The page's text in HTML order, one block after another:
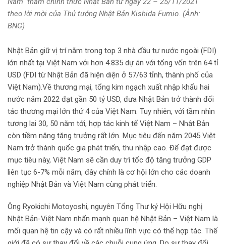
theo lời mời của Thủ tướng Nhật Bản Kishida Fumio. (Ảnh:
BNG)
Nhật Bản giữ vị trí nằm trong top 3 nhà đầu tư nước ngoài (FDI)
lớn nhất tại Việt Nam với hơn 4.835 dự án với tổng vốn trên 64 tỉ
USD (FDI từ Nhật Bản đã hiện diện ở 57/63 tỉnh, thành phố của
Việt Nam).Về thương mại, tổng kim ngạch xuất nhập khẩu hai
nước năm 2022 đạt gần 50 tỷ USD, đưa Nhật Bản trở thành đối
tác thương mại lớn thứ 4 của Việt Nam. Tuy nhiên, với tầm nhìn
tương lai 30, 50 năm tới, hợp tác kinh tế Việt Nam – Nhật Bản
còn tiềm năng tăng trưởng rất lớn. Mục tiêu đến năm 2045 Việt
Nam trở thành quốc gia phát triển, thu nhập cao. Để đạt được
mục tiêu này, Việt Nam sẽ cần duy trì tốc độ tăng trưởng GDP
liên tục 6-7% mỗi năm, đây chính là cơ hội lớn cho các doanh
nghiệp Nhật Bản và Việt Nam cùng phát triển.
Ông Ryokichi Motoyoshi, nguyên Tổng Thư ký Hội Hữu nghị
Nhật Bản-Việt Nam nhấn mạnh quan hệ Nhật Bản – Việt Nam là
mối quan hệ tin cậy và có rất nhiều lĩnh vực có thể hợp tác. Thế